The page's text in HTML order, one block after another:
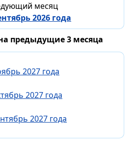
месяц
2026 года
предыдущие 3 месяца
2027 года
2027 года
2027 года